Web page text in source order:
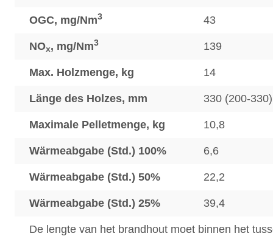
OGC, mg/Nm3 43
NOx, mg/Nm3 139
Max. Holzmenge, kg 14
Länge des Holzes, mm 330 (200-330)
Maximale Pelletmenge, kg 10,8
Wärmeabgabe (Std.) 100% 6,6
Wärmeabgabe (Std.) 50% 22,2
Wärmeabgabe (Std.) 25% 39,4
De lengte van het brandhout moet binnen het